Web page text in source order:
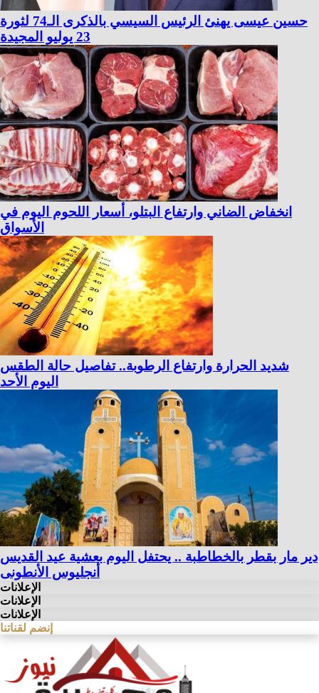
حسين عيسى يهنئ الرئيس السيسي بالذكرى الـ74 لثورة
23 يوليو المجيدة
انخفاض الضاني وارتفاع البتلو، أسعار اللحوم اليوم في
الأسواق
شديد الحرارة وارتفاع الرطوبة.. تفاصيل حالة الطقس
اليوم الأحد
دير مار بقطر بالخطاطبة .. يحتفل اليوم بعشية عيد القديس
أنجليوس الأنطونى
الإعلانات
الإعلانات
الإعلانات
إنضم لقناتنا